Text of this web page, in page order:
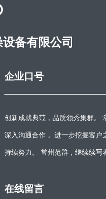
备有限公司
企业口号
创新成就典范，品质领秀集群。
深入沟通合作， 进一步挖掘客
持续努力。 常州范群，继续续写
在线留言